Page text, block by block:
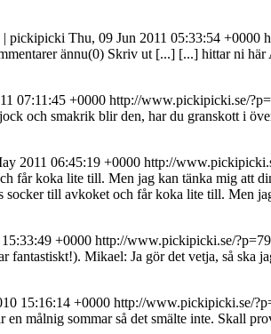
| pickipicki Thu, 09 Jun 2011 05:33:54 +0000
ännu(0) Skriv ut [...] [...] hittar ni här
07:11:45 +0000 http://www.pickipicki.se/
och smakrik blir den, har du granskott i
2011 06:45:19 +0000 http://
får koka lite till. Men jag kan tänka mig att
socker till avkoket och får koka lite till. Men
+0000 http://www.pickipicki.se/
fantastiskt!). Mikael: Ja gör det vetja, så ska
15:16:14 +0000 http://www.pickipicki.se/
en målnig sommar så det smälte inte. Skall